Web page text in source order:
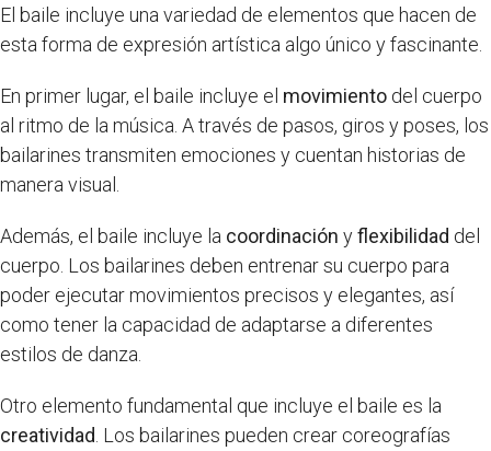
El baile incluye una variedad de elementos que hacen de
esta forma de expresión artística algo único y fascinante.
En primer lugar, el baile incluye el movimiento del cuerpo
al ritmo de la música. A través de pasos, giros y poses, los
bailarines transmiten emociones y cuentan historias de
manera visual.
Además, el baile incluye la coordinación yflexibilidad del
cuerpo. Los bailarines deben entrenar su cuerpo para
poder ejecutar movimientos precisos y elegantes, así
como tener la capacidad de adaptarse a diferentes
estilos de danza.
Otro elemento fundamental que incluye el baile es la
creatividad . Los bailarines pueden crear coreografías